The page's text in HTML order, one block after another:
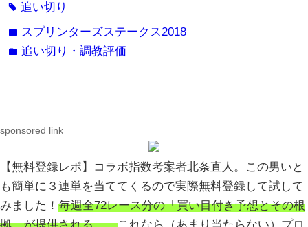
tag追い切り
folder スプリンターズステークス2018
folder追い切り・調教評価
sponsored link
【無料登録レポ】コラボ指数考案者北条直人。この男いと
も簡単に３連単を当ててくるので実際無料登録して試して
みました！ 毎週全72レース分の「買い目付き予想とその根